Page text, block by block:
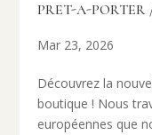
PRET-A-
Mar 23, 2026
Découvrez la
boutique ! Nous
européennes que